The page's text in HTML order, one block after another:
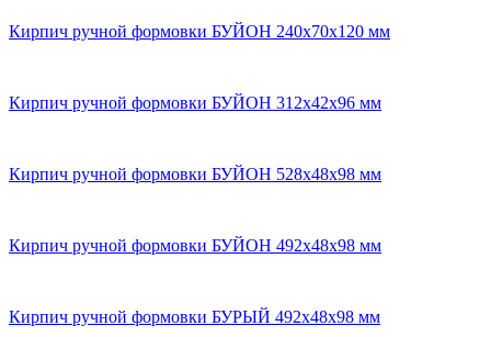
Кирпич ручной формовки БУЙОН 240x70x120 мм
Кирпич ручной формовки БУЙОН 312х42х96 мм
Кирпич ручной формовки БУЙОН 528х48х98 мм
Кирпич ручной формовки БУЙОН 492x48x98 мм
Кирпич ручной формовки БУРЫЙ 492x48x98 мм